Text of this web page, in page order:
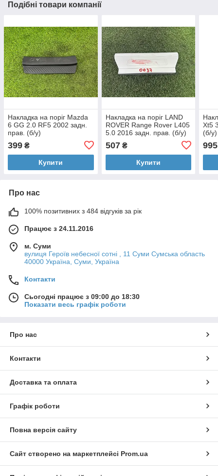
Подібні товари компанії
Накладка на поріг Mazda
6 GG 2.0 RF5 2002 задн.
прав. (б/у)
399 ₴
Купити
Накладка на поріг LAND
ROVER Range Rover L405
5.0 2016 задн. прав. (б/у)
507₴
Купити
Xt5
(б/у)
995
Про нас
100% позитивних з 484 відгуків за рік
Працює з 24.11.2016
м. Суми
вулиця Героїв небесної сотні , 11 Суми Сумська область
40000 Україна, Суми, Україна
Контакти
Сьогодні працює з 09:00 до 18:30
Показати весь графік роботи
Про нас
Контакти
Доставка та оплата
Графік роботи
Повна версія сайту
Сайт створено на маркетплейсі Prom.ua